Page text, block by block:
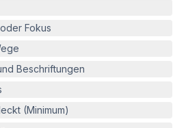
Fokus
Beschriftungen
(Minimum)